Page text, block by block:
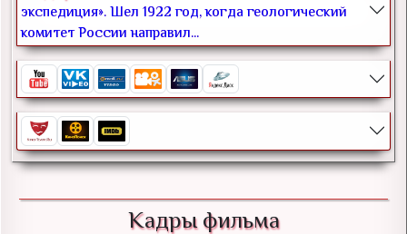
экспедиция». Шел 1922 год, когда геологический
комитет России направил...
Кадры фильма